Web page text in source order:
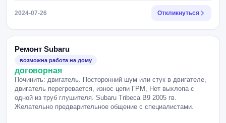
2024-07-26 Откликнуться
Ремонт Subaru
возможна работа на дому
договорная
Починить: двигатель. Посторонний шум или стук в двигателе,
двигатель перегревается, износ цепи ГРМ, Нет выхлопа с
одной из труб глушителя. Subaru Tribeca B9 2005 гв.
Желательно предварительное общение с специалистами.